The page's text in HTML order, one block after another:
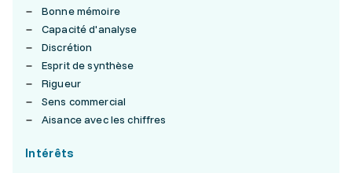
Bonne mémoire
Capacité d'analyse
Discrétion
Esprit de synthèse
Rigueur
Sens commercial
Aisance avec les chiffres
Intérêts